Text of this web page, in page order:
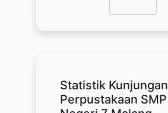
Statistik Kunjungan
Perpustakaan SMP